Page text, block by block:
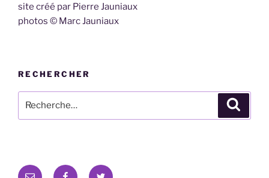
site créé par Pierre Jauniaux
photos © Marc Jauniaux
RECHERCHER
pour
E- FacebookTwitter